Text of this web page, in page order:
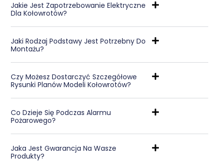
Jakie Jest Zapotrzebowanie Elektryczne
Dla Kołowrotów?
Jaki Rodzaj Podstawy Jest Potrzebny Do
Montażu?
Czy Możesz Dostarczyć Szczegółowe
Rysunki Planów Modeli Kołowrotów?
Co Dzieje Się Podczas Alarmu
Pożarowego?
Jaka Jest Gwarancja Na Wasze
Produkty?